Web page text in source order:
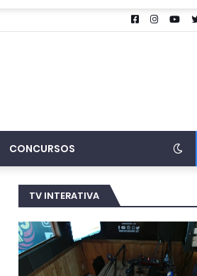
CONCURSOS
TV INTERATIVA